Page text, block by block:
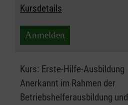
Kursdetails
Anmelden
Kurs: Erste-Hilfe-Ausbildung
Anerkannt im Rahmen der
Betriebshelferausbildung und